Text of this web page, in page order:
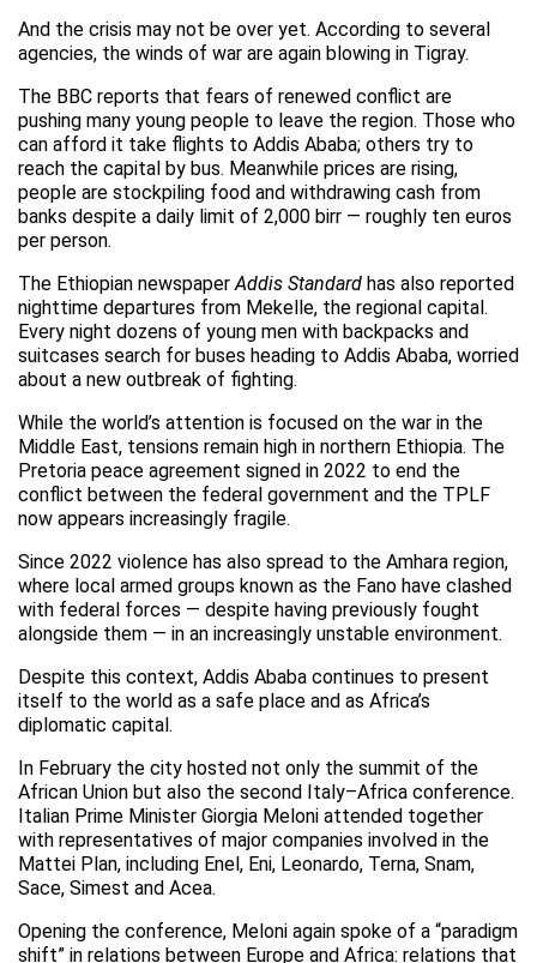
And the crisis may not be over yet. According to several
agencies, the winds of war are again blowing in Tigray.
The BBC reports that fears of renewed conflict are
pushing many young people to leave the region. Those who
can afford it take flights to Addis Ababa; others try to
reach the capital by bus. Meanwhile prices are rising,
people are stockpiling food and withdrawing cash from
banks despite a daily limit of 2,000 birr — roughly ten euros
per person.
The Ethiopian newspaperAddis Standard has also reported
nighttime departures from Mekelle, the regional capital.
Every night dozens of young men with backpacks and
suitcases search for buses heading to Addis Ababa, worried
about a new outbreak of fighting.
While the world’s attention is focused on the war in the
Middle East, tensions remain high in northern Ethiopia. The
Pretoria peace agreement signed in 2022 to end the
conflict between the federal government and the TPLF
now appears increasingly fragile.
Since 2022 violence has also spread to the Amhara region,
where local armed groups known as the Fano have clashed
with federal forces — despite having previously fought
alongside them — in an increasingly unstable environment.
Despite this context, Addis Ababa continues to present
itself to the world as a safe place and as Africa’s
diplomatic capital.
In February the city hosted not only the summit of the
African Union but also the second Italy–Africa conference.
Italian Prime Minister Giorgia Meloni attended together
with representatives of major companies involved in the
Mattei Plan, including Enel, Eni, Leonardo, Terna, Snam,
Sace, Simest and Acea.
Opening the conference, Meloni again spoke of a “paradigm
shift” in relations between Europe and Africa: relations that